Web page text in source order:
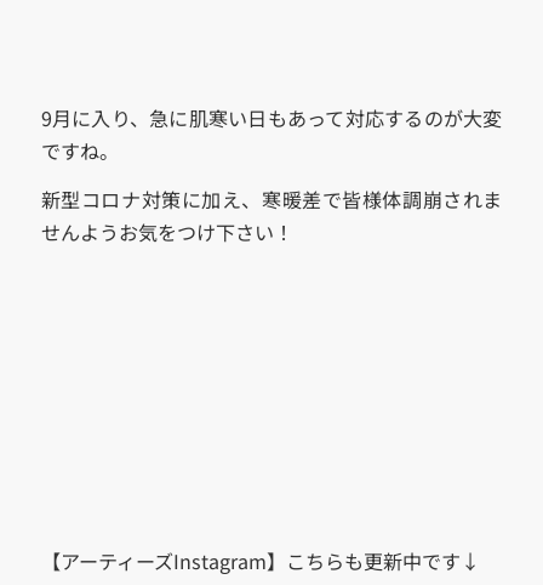
9月に入り、急に肌寒い日もあって対応するのが大変
ですね。
新型コロナ対策に加え、寒暖差で皆様体調崩されま
せんようお気をつけ下さい！
【アーティーズInstagram】こちらも更新中です↓